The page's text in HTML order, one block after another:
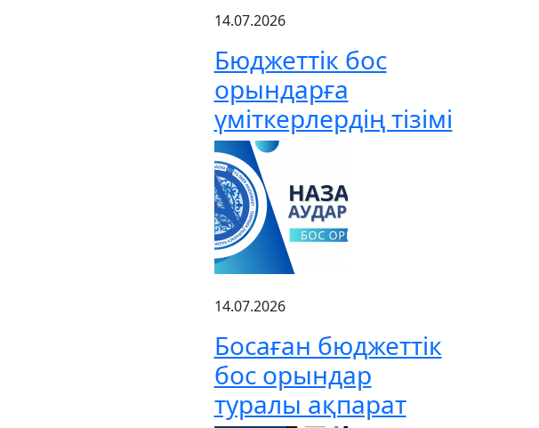
14.07.2026
Бюджеттік бос
орындарға
үміткерлердің тізімі
14.07.2026
Босаған бюджеттік
бос орындар
туралы ақпарат